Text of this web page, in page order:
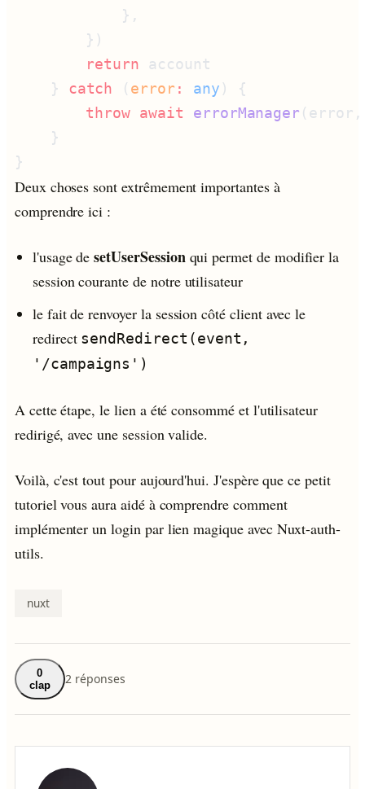
        return
    }
catch ( error : any
        throw
await errorManager
Deux choses sont extrêmement importantes à
comprendre ici :
l'usage desetUserSession qui permet de modifier la
session courante de notre utilisateur
le fait de renvoyer la session côté client avec le
redirect sendRedirect(event,
'/campaigns')
A cette étape, le lien a été consommé et l'utilisateur
redirigé, avec une session valide.
Voilà, c'est tout pour aujourd'hui. J'espère que ce petit
tutoriel vous aura aidé à comprendre comment
implémenter un login par lien magique avec Nuxt-auth-
utils.
nuxt
0
clap
2 réponses